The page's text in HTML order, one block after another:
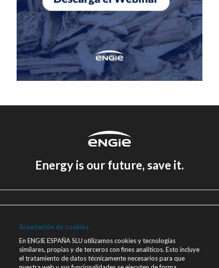
Energy is our future, save it.
Aviso legal
Política de Privacidad
Política de cookies
Canal Ético
Aceptación de cookies
En ENGIE ESPAÑA SLU utilizamos cookies y tecnologías
similares, propias y de terceros con fines analíticos. Esto incluye
el tratamiento de datos técnicamente necesarios para que